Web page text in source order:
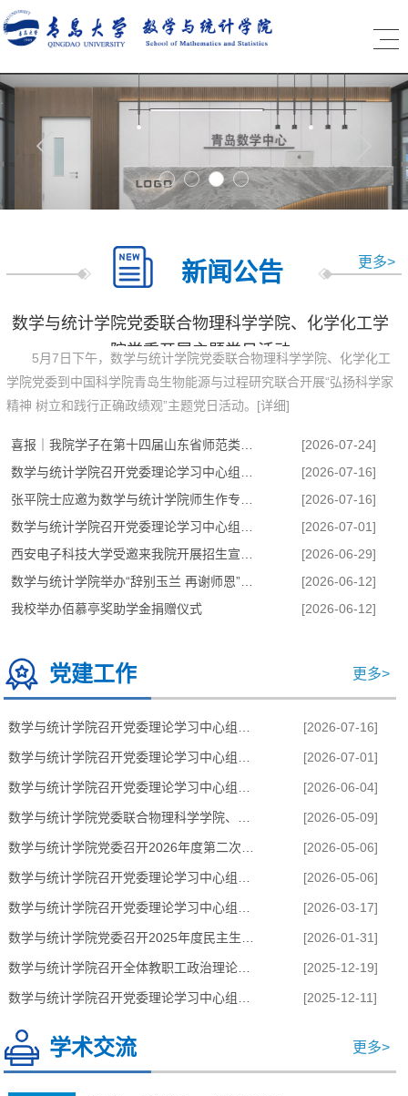
更多>
新闻公告
数学与统计学院党委联合物理科学学院、化学化工学院党委开展主
喜报｜我院学子在第十四届山东省师范类高校学生从业技能大赛中
数学与统计学院党委联合物理科学学院、化学化工学
院党委开展主题党日活动
5月7日下午，数学与统计学院党委联合物理科学学院、化学化工
学院党委到中国科学院青岛生物能源与过程研究联合开展“弘扬科学家
精神 树立和践行正确政绩观”主题党日活动。[详细]
[2026-07-24]
[2026-07-16]
[2026-07-16]
[2026-07-01]
[2026-06-29]
[2026-06-12]
数学与统计学院举办“辞别玉兰 再谢师恩”2026届毕业生毕业仪式暨易蓓奖...
[2026-06-12]
我校举办佰慕亭奖助学金捐赠仪式
党建工作 更多>
[2026-07-16]
[2026-07-01]
[2026-06-04]
[2026-05-09]
[2026-05-06]
[2026-05-06]
[2026-03-17]
[2026-01-31]
[2025-12-19]
[2025-12-11]
学术交流 更多>